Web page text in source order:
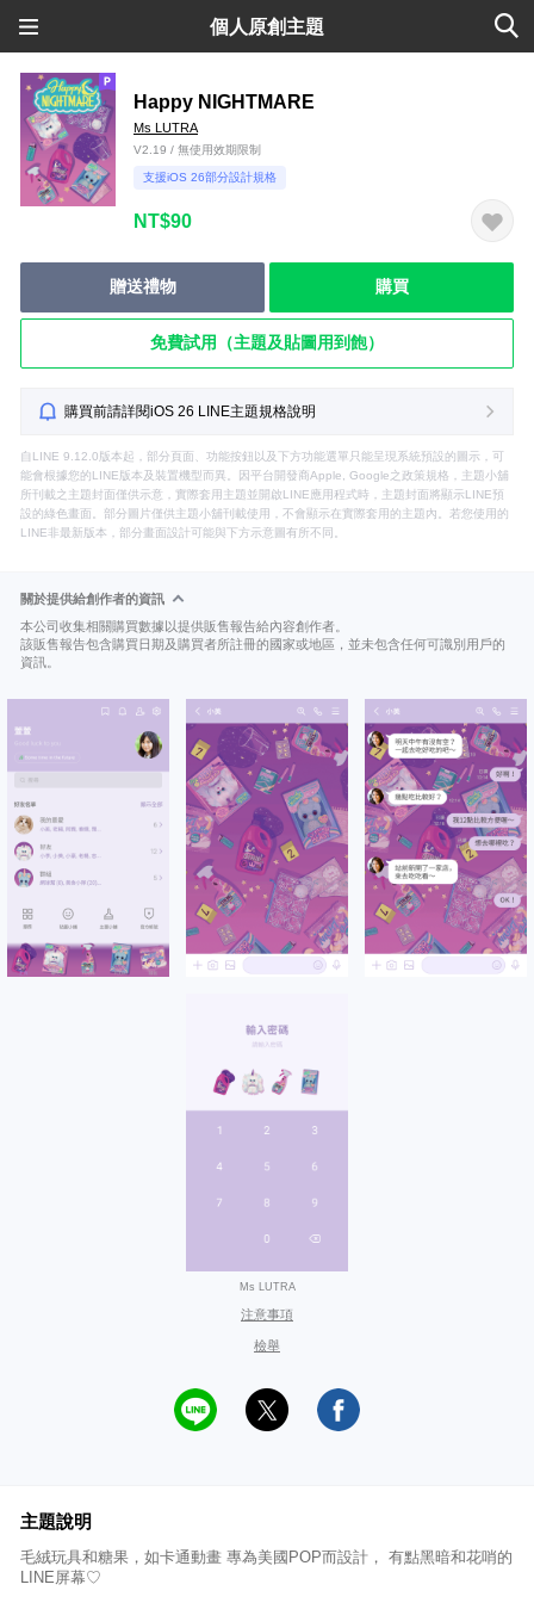
個人原創主題
Happy NIGHTMARE
Ms LUTRA
V2.19 / 無使用效期限制
支援iOS 26部分設計規格
NT$90
贈送禮物 購買
免費試用（主題及貼圖用到飽）
購買前請詳閱iOS 26 LINE主題規格說明
自LINE 9.12.0版本起，部分頁面、功能按鈕以及下方功能選單只能呈現系統預設的圖示，可
能會根據您的LINE版本及裝置機型而異。因平台開發商Apple, Google之政策規格，主題小舖
所刊載之主題封面僅供示意，實際套用主題並開啟LINE應用程式時，主題封面將顯示LINE預
設的綠色畫面。部分圖片僅供主題小舖刊載使用，不會顯示在實際套用的主題內。若您使用的
LINE非最新版本，部分畫面設計可能與下方示意圖有所不同。
關於提供給創作者的資訊
本公司收集相關購買數據以提供販售報告給內容創作者。
該販售報告包含購買日期及購買者所註冊的國家或地區，並未包含任何可識別用戶的
資訊。
Ms LUTRA
注意事項
檢舉
主題說明
毛絨玩具和糖果，如卡通動畫 專為美國POP而設計， 有點黑暗和花哨的
LINE屏幕♡